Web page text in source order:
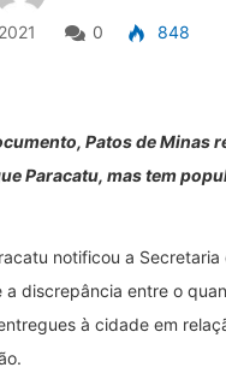
0
848
Patos de Minas
Paracatu, mas tem
notificou a Secretaria
a discrepância entre o
à cidade em